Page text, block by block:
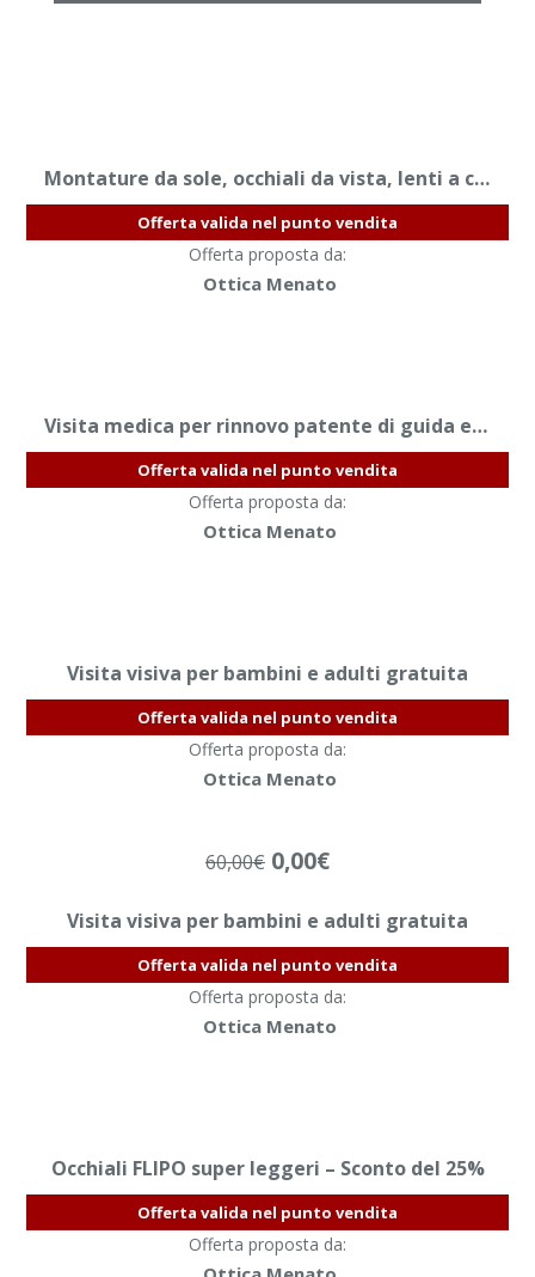
Montature da sole, occhiali da vista, lenti a contatto su misura e protesi oculari
Offerta valida nel punto vendita
Offerta proposta da:
Ottica Menato
Visita medica per rinnovo patente di guida e patente nautica
Offerta valida nel punto vendita
Offerta proposta da:
Ottica Menato
Visita visiva per bambini e adulti gratuita
Offerta valida nel punto vendita
Offerta proposta da:
Ottica Menato
60,00€ 0,00€
Visita visiva per bambini e adulti gratuita
Offerta valida nel punto vendita
Offerta proposta da:
Ottica Menato
Occhiali FLIPO super leggeri – Sconto del 25%
Offerta valida nel punto vendita
Offerta proposta da: